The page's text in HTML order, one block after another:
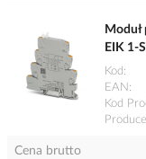
Moduł
EIK 1-
Kod
EAN
Kod
Cena brutto